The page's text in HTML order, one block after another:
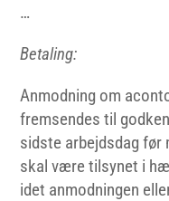
…
Betaling:
Anmodning om
fremsendes til
sidste arbejdsdag før
skal være tilsynet i
idet anmodningen